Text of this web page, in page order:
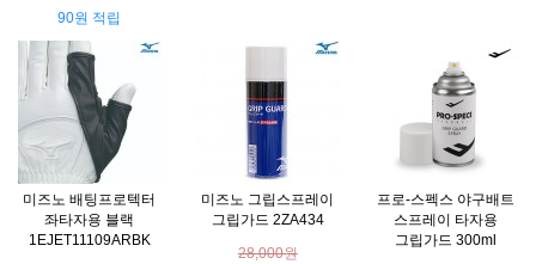
90원 적립
미즈노 배팅프로텍터
좌타자용 블랙
1EJET11109ARBK
미즈노 그립스프레이
그립가드 2ZA434
28,000원
프로-스펙스 야구배트
스프레이 타자용
그립가드 300ml